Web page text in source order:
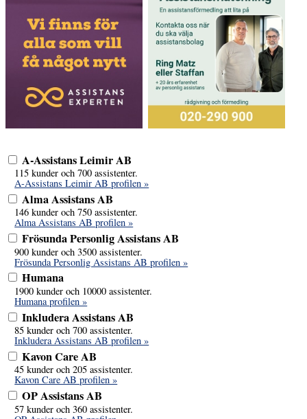
A-Assistans Leimir AB
115 kunder och 700 assistenter.
A-Assistans Leimir AB profilen »
Alma Assistans AB
146 kunder och 750 assistenter.
Alma Assistans AB profilen »
Frösunda Personlig Assistans AB
900 kunder och 3500 assistenter.
Frösunda Personlig Assistans AB profilen »
Humana
1900 kunder och 10000 assistenter.
Humana profilen »
Inkludera Assistans AB
85 kunder och 700 assistenter.
Inkludera Assistans AB profilen »
Kavon Care AB
45 kunder och 205 assistenter.
Kavon Care AB profilen »
OP Assistans AB
57 kunder och 360 assistenter.